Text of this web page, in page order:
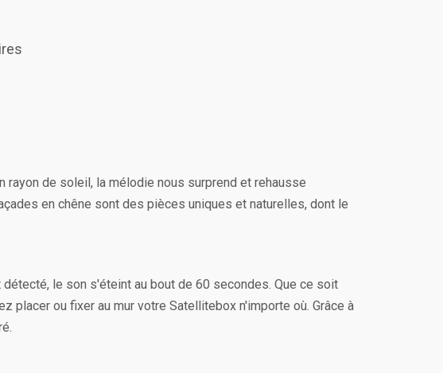
rayon de soleil, la mélodie nous surprend et rehausse
en chêne sont des pièces uniques et naturelles, dont le
le son s'éteint au bout de 60 secondes. Que ce soit
placer ou fixer au mur votre Satellitebox n'importe où. Grâce à